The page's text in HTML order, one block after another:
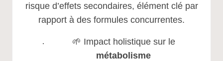
risque d’effets secondaires, élément clé par
rapport à des formules concurrentes.
🌱 Impact holistique sur le
métabolisme